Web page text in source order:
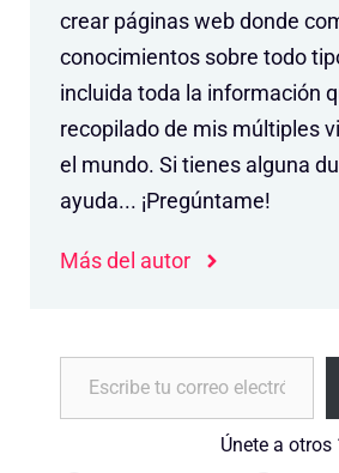
crear páginas web donde
conocimientos sobre todo
incluida toda la información
recopilado de mis múltiples
el mundo. Si tienes alguna
ayuda... ¡Pregúntame!
Más del autor
Escribe tu correo electrónico…
Únete a